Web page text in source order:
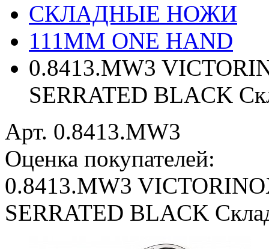
СКЛАДНЫЕ НОЖИ
111ММ ONE HAND
0.8413.MW3
SERRATED BLACK
Арт. 0.8413.MW3
Оценка покупателей:
0.8413.MW3
SERRATED BLACK